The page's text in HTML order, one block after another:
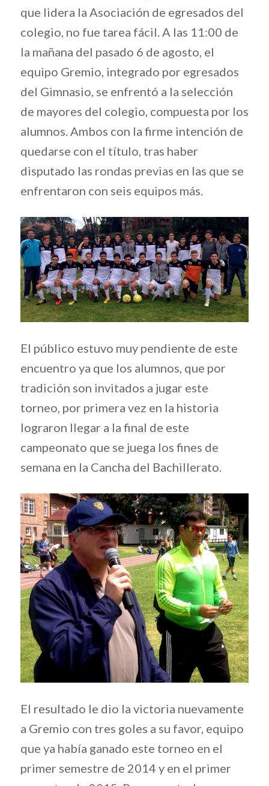
que lidera la Asociación de egresados del
colegio, no fue tarea fácil. A las 11:00 de
la mañana del pasado 6 de agosto, el
equipo Gremio, integrado por egresados
del Gimnasio, se enfrentó a la selección
de mayores del colegio, compuesta por los
alumnos. Ambos con la firme intención de
quedarse con el título, tras haber
disputado las rondas previas en las que se
enfrentaron con seis equipos más.
El público estuvo muy pendiente de este
encuentro ya que los alumnos, que por
tradición son invitados a jugar este
torneo, por primera vez en la historia
lograron llegar a la final de este
campeonato que se juega los fines de
semana en la Cancha del Bachillerato.
El resultado le dio la victoria nuevamente
a Gremio con tres goles a su favor, equipo
que ya había ganado este torneo en el
primer semestre de 2014 y en el primer